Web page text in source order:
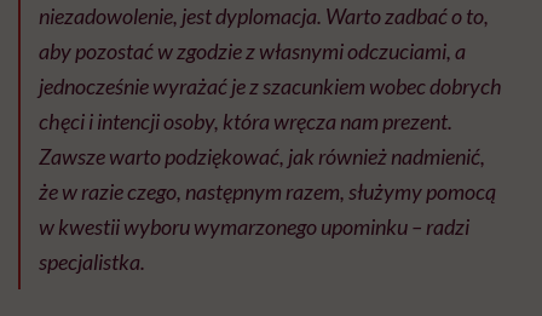
niezadowolenie, jest dyplomacja. Warto zadbać o to,
aby pozostać w zgodzie z własnymi odczuciami, a
jednocześnie wyrażać je z szacunkiem wobec dobrych
chęci i intencji osoby, która wręcza nam prezent.
Zawsze warto podziękować, jak również nadmienić,
że w razie czego, następnym razem, służymy pomocą
w kwestii wyboru wymarzonego upominku – radzi
specjalistka.